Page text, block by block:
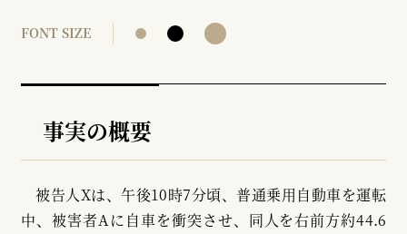
FONT SIZE
事実の概要
被告人Xは、午後10時7分頃、普通乗用自動車を運転
中、被害者Aに自車を衝突させ、同人を右前方約44.6